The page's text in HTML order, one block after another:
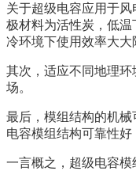
关于超级电容应用于
极材料为活性炭，低
冷环境下使用效率大大
其次，适应不同地理
场。
最后，模组结构的机
电容模组结构可靠性好
一言概之，超级电容